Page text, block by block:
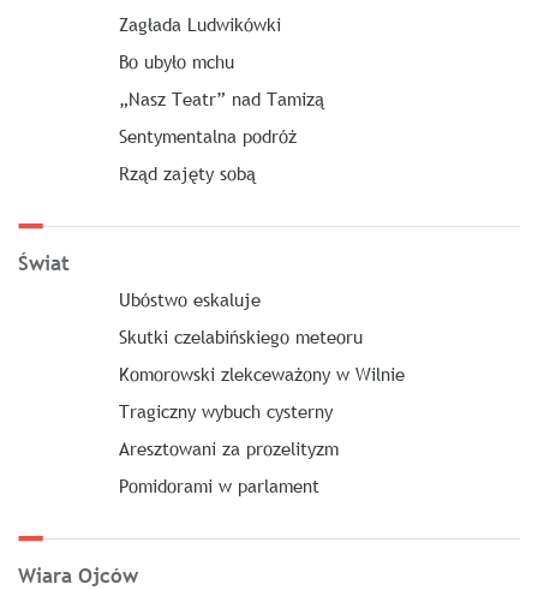
Zagłada Ludwikówki
Bo ubyło mchu
„Nasz Teatr” nad Tamizą
Sentymentalna podróż
Rząd zajęty sobą
Świat
Ubóstwo eskaluje
Skutki czelabińskiego meteoru
Komorowski zlekceważony w Wilnie
Tragiczny wybuch cysterny
Aresztowani za prozelityzm
Pomidorami w parlament
Wiara Ojców